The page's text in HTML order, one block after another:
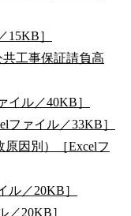
］
工事保証請負高
ル／40KB］
ァイル／33KB］
因別）［Excelフ
／20KB］
20KB］